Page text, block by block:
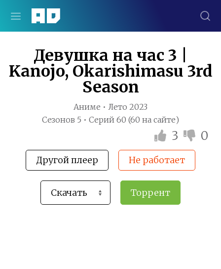
Девушка на час 3 |
Kanojo, Okarishimasu 3rd
Season
Аниме • Лето 2023
Сезонов 5 • Серий 60 (60 на сайте)
3 0
Другой плеер Не работает
Торрент